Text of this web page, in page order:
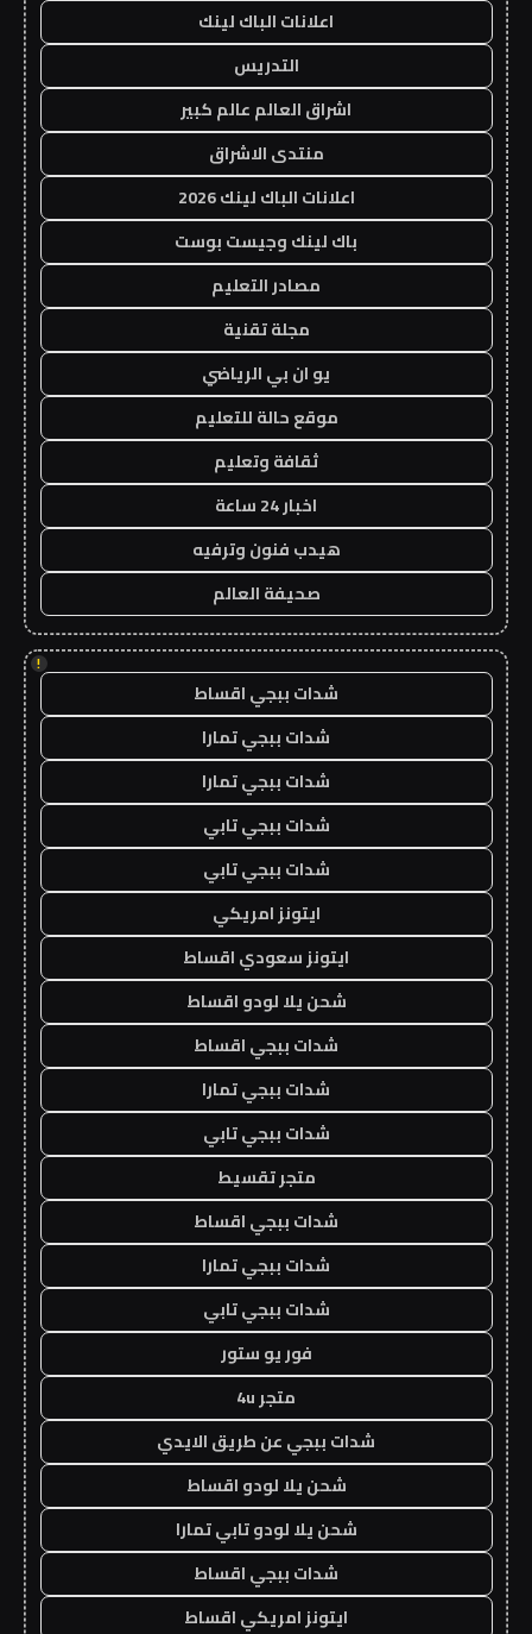
اعلانات الباك لينك
التدريس
اشراق العالم عالم كبير
منتدى الاشراق
اعلانات الباك لينك 2026
باك لينك وجيست بوست
مصادر التعليم
مجلة تقنية
يو ان بي الرياضي
موقع حالة للتعليم
ثقافة وتعليم
اخبار 24 ساعة
هيدب فنون وترفيه
صحيفة العالم
!
شدات ببجي اقساط
شدات ببجي تمارا
شدات ببجي تمارا
شدات ببجي تابي
شدات ببجي تابي
ايتونز امريكي
ايتونز سعودي اقساط
شحن يلا لودو اقساط
شدات ببجي اقساط
شدات ببجي تمارا
شدات ببجي تابي
متجر تقسيط
شدات ببجي اقساط
شدات ببجي تمارا
شدات ببجي تابي
فور يو ستور
متجر 4u
شدات ببجي عن طريق الايدي
شحن يلا لودو اقساط
شحن يلا لودو تابي تمارا
شدات ببجي اقساط
ايتونز امريكي اقساط